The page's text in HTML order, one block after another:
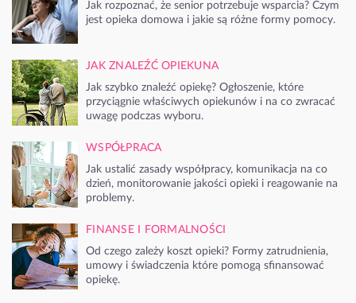
Jak rozpoznać, że senior potrzebuje wsparcia? Czym
jest opieka domowa i jakie są różne formy pomocy.
JAK ZNALEŹĆ OPIEKUNA
Jak szybko znaleźć opiekę? Ogłoszenie, które
przyciągnie właściwych opiekunów i na co zwracać
uwagę podczas wyboru.
WSPÓŁPRACA
Jak ustalić zasady współpracy, komunikacja na co
dzień, monitorowanie jakości opieki i reagowanie na
problemy.
FINANSE I FORMALNOŚCI
Od czego zależy koszt opieki? Formy zatrudnienia,
umowy i świadczenia które pomogą sfinansować
opiekę.